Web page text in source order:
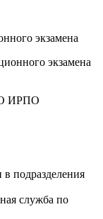
экзамена
экзамена
ИРПО
подразделения
служба по